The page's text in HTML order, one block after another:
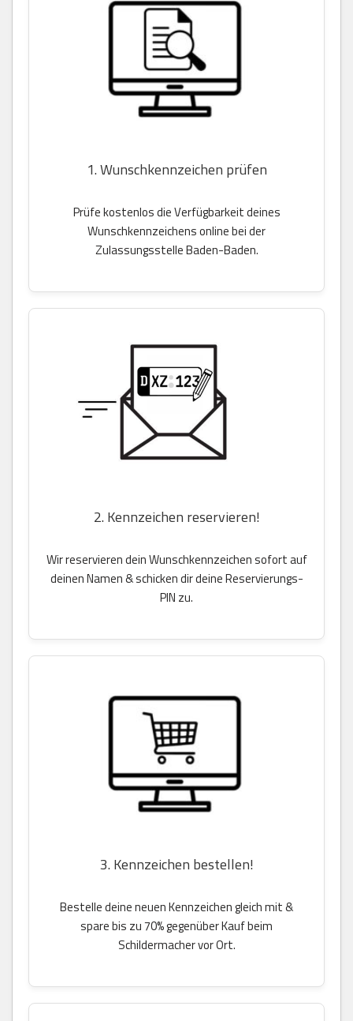
1. Wunschkennzeichen prüfen
Prüfe kostenlos die Verfügbarkeit deines
Wunschkennzeichens online bei der
Zulassungsstelle Baden-Baden.
2. Kennzeichen reservieren!
Wir reservieren dein Wunschkennzeichen sofort auf
deinen Namen & schicken dir deine Reservierungs-
PIN zu.
3. Kennzeichen bestellen!
Bestelle deine neuen Kennzeichen gleich mit &
spare bis zu 70% gegenüber Kauf beim
Schildermacher vor Ort.